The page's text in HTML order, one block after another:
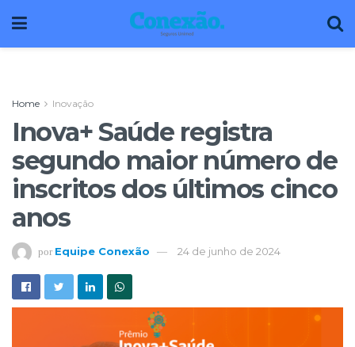
Home Inovação
Inova+ Saúde registra
segundo maior número de
inscritos dos últimos cinco
anos
por Equipe Conexão 24 de junho de 2024